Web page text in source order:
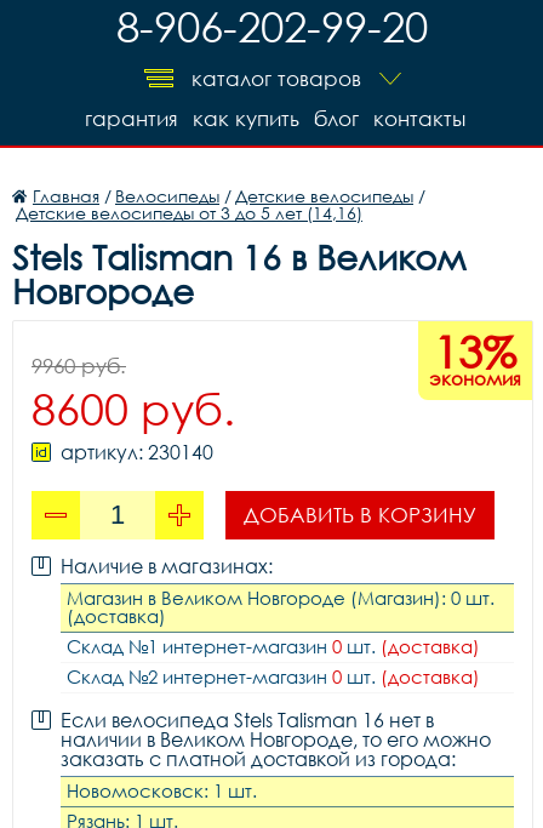
8-906-202-99-20
каталог товаров
контакты
блог
как купить
гарантия
Главная / Велосипеды / Детские велосипеды /
Детские велосипеды от 3 до 5 лет (14,16)
Stels Talisman 16 в Великом
Новгороде
13%
экономия
9960 руб.
8600 руб.
артикул: 230140
ДОБАВИТЬ В КОРЗИНУ
Наличие в магазинах:
Магазин в Великом Новгороде (Магазин): 0 шт.
(доставка)
Склад №1 интернет-магазин 0 шт. (доставка)
Склад №2 интернет-магазин 0 шт. (доставка)
Если велосипеда Stels Talisman 16 нет в
наличии в Великом Новгороде, то его можно
заказать с платной доставкой из города:
Новомосковск: 1 шт.
Рязань: 1 шт.